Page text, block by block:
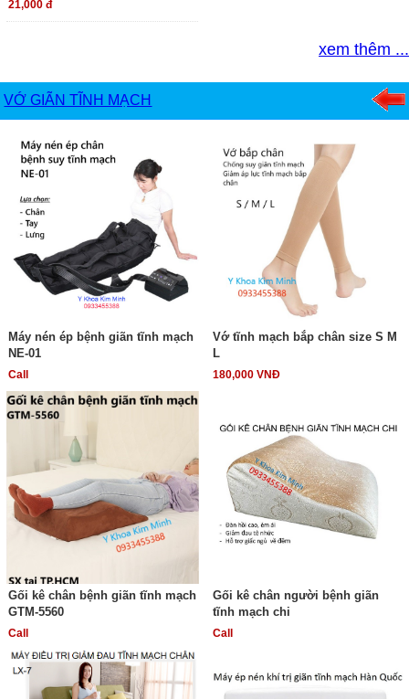
21,000 đ
xem thêm ...
VỚ GIÃN TĨNH MẠCH
Máy nén ép bệnh giãn tĩnh mạch
NE-01
Call
Vớ tĩnh mạch bắp chân size S M
L
180,000 VNĐ
Gối kê chân bệnh giãn tĩnh mạch
GTM-5560
Call
Gối kê chân người bệnh giãn
tĩnh mạch chi
Call